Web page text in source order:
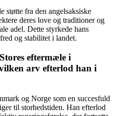
støtte fra den angelsaksiske
deres love og traditioner og
adel. Dette styrkede hans
og stabilitet i landet.
eftermæle i
arv efterlod han i
og Norge som en succesfuld
til storhedstiden. Han efterlod